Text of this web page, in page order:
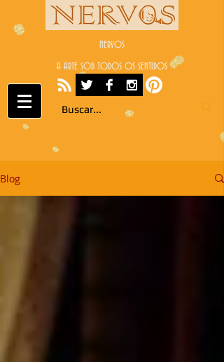
NERVOS
A ARTE SOB TODOS OS SENTIDOS
Blog